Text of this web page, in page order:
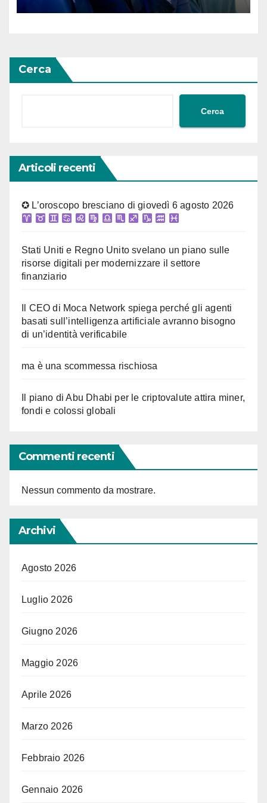
un’identità verificabile
Cerca
Cerca
Articoli recenti
✪ L’oroscopo bresciano di giovedì 6 agosto 2026
Stati Uniti e Regno Unito svelano un piano sulle
risorse digitali per modernizzare il settore
finanziario
Il CEO di Moca Network spiega perché gli agenti
basati sull’intelligenza artificiale avranno bisogno
di un’identità verificabile
ma è una scommessa rischiosa
Il piano di Abu Dhabi per le criptovalute attira miner,
fondi e colossi globali
Commenti recenti
Nessun commento da mostrare.
Archivi
Agosto 2026
Luglio 2026
Giugno 2026
Maggio 2026
Aprile 2026
Marzo 2026
Febbraio 2026
Gennaio 2026